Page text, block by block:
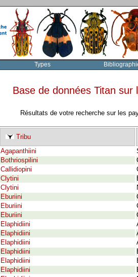
Types
Base de données Titan
Résultats de votre recherche sur les
Tribu
Agapanthiini
Bothriospilini
Callidiopini
Clytini
Clytini
Eburiini
Eburiini
Eburiini
Elaphidiini
Elaphidiini
Elaphidiini
Elaphidiini
Elaphidiini
Elaphidiini